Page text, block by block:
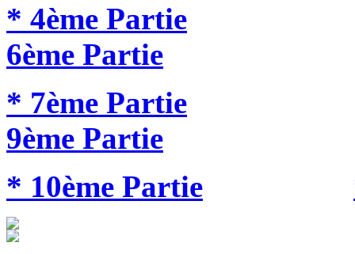
* 4ème Partie
6ème Partie
* 7ème Partie
9ème Partie
* 10ème Partie